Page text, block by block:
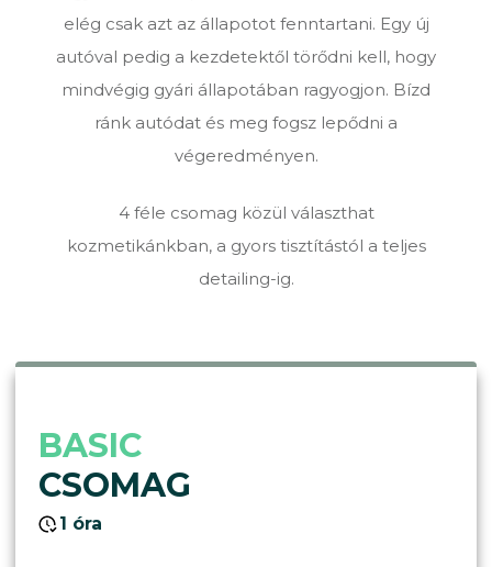
elég csak azt az állapotot fenntartani. Egy új
autóval pedig a kezdetektől törődni kell, hogy
mindvégig gyári állapotában ragyogjon. Bízd
ránk autódat és meg fogsz lepődni a
végeredményen.
4 féle csomag közül választhat
kozmetikánkban, a gyors tisztítástól a teljes
detailing-ig.
BASIC
CSOMAG
1 óra